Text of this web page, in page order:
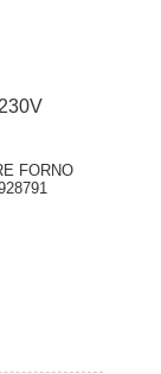
FORNO